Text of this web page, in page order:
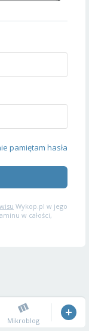
pamiętam hasła
Wykop.pl w jego
w całości,
Mikroblog